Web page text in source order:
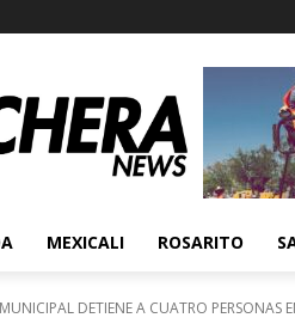
MEXICALI ROSARITO
DETIENE A CUATRO PERSONAS